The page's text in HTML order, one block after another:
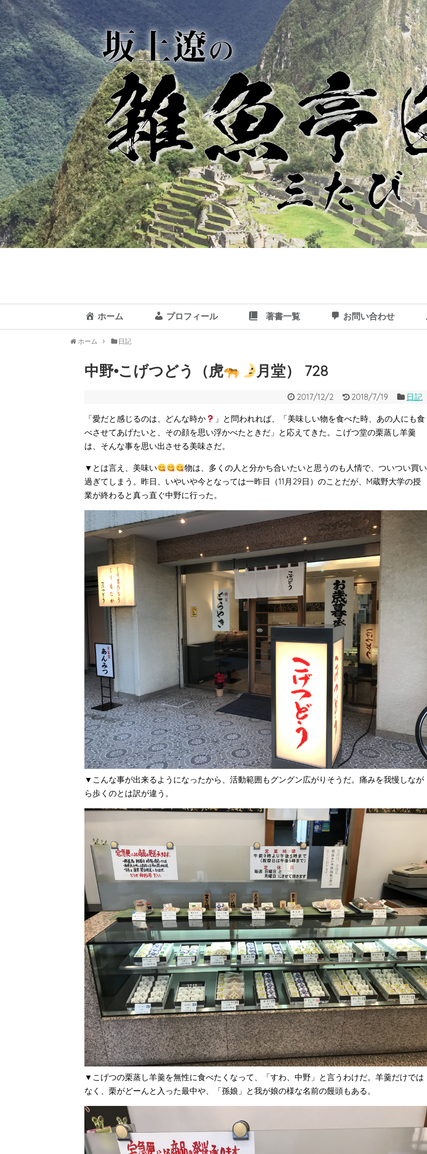
ホーム プロフィール 著書一覧 お問い合わせ
ホーム 日記
中野•こげつどう（虎 月堂） 728
2017/12/2 2018/7/19 日記
「愛だと感じるのは、どんな時か
」と問われれば、「美味しい物を食べた時、あの人にも食
べさせてあげたいと、その顔を思い浮かべたときだ」と応えてきた。こげつ堂の栗蒸し羊羹
は、そんな事を思い出させる美味さだ。
▼とは言え、美味い
物は、多くの人と分かち合いたいと思うのも人情で、ついつい買い
過ぎてしまう。昨日、いやいや今となっては一昨日（11月29日）のことだが、M蔵野大学の授
業が終わると真っ直ぐ中野に行った。
▼こんな事が出来るようになったから、活動範囲もグングン広がりそうだ。痛みを我慢しなが
ら歩くのとは訳が違う。
▼こげつの栗蒸し羊羹を無性に食べたくなって、「すわ、中野」と言うわけだ。羊羹だけでは
なく、栗がどーんと入った最中や、「孫娘」と我が娘の様な名前の饅頭もある。